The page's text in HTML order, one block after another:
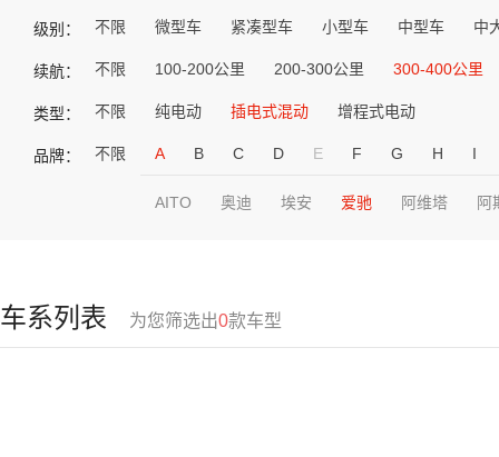
级别： 不限 微型车 紧凑型车 小型车 中型车 中
续航： 不限 100-200公里 200-300公里 300-400公里
类型： 不限 纯电动 插电式混动 增程式电动
品牌： 不限 A B C D E F G H I
AITO 奥迪 埃安 爱驰 阿维塔 阿
车系列表 为您筛选出0款车型